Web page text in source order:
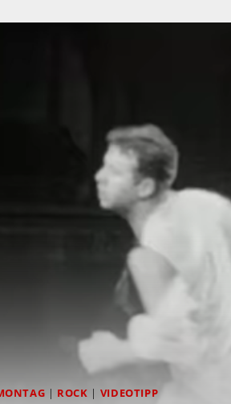
| ROCK | VIDEOTIPP